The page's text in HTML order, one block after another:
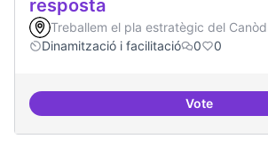
resposta
Treballem el pla estratègic del
Dinamització i facilitació
0 0
VoteEspai on